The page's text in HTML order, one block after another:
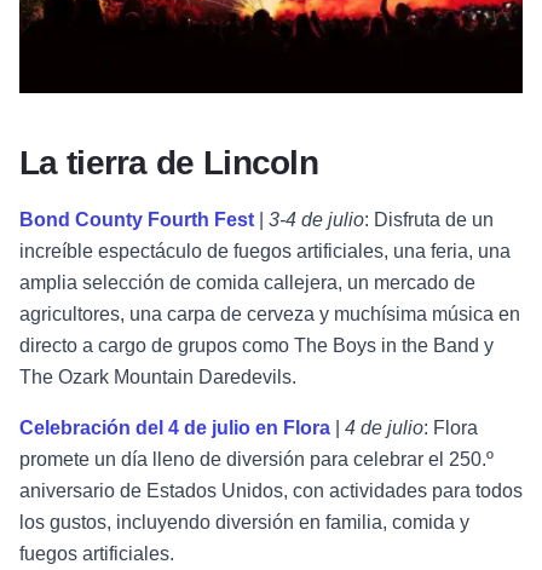
La tierra de Lincoln
Bond County Fourth Fest 3-4 de julio: Disfruta de un
increíble espectáculo de fuegos artificiales, una feria, una
amplia selección de comida callejera, un mercado de
agricultores, una carpa de cerveza y muchísima música en
directo a cargo de grupos como The Boys in the Band y
The Ozark Mountain Daredevils.
Celebración del 4 de julio en Flora 4 de julio: Flora
promete un día lleno de diversión para celebrar el 250.º
aniversario de Estados Unidos, con actividades para todos
los gustos, incluyendo diversión en familia, comida y
fuegos artificiales.